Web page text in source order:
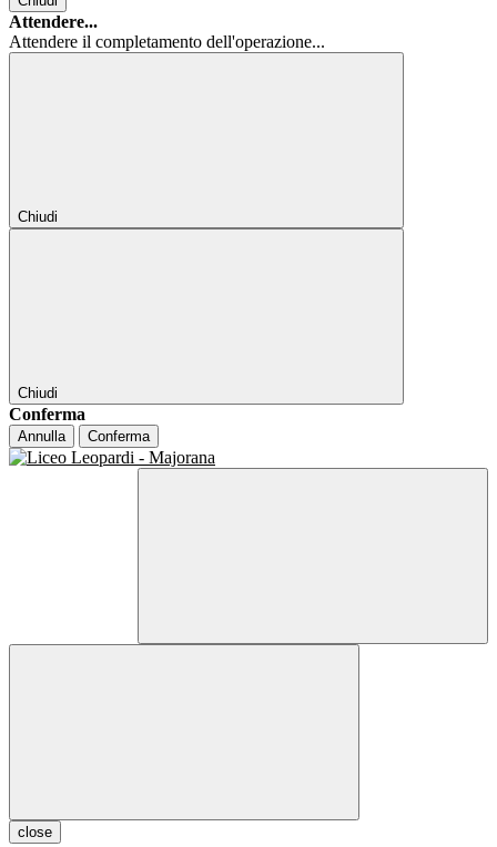
Attendere...
Attendere il completamento dell'operazione...
Chiudi
Chiudi
Conferma
Annulla Conferma
close